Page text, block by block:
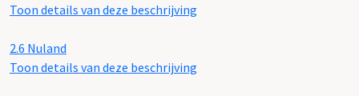
Toon details van deze beschrijving
2.6 Nuland
Toon details van deze beschrijving